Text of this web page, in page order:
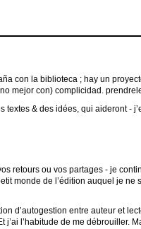
con la biblioteca ; hay un
mejor con) complicidad.
textes & des idées, qui aideront -
retours ou vos partages - je
monde de l’édition auquel je
d’autogestion entre auteur et
j’ai l’habitude de me débrouiller.